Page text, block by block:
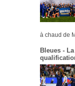
à chaud de
Bleues -